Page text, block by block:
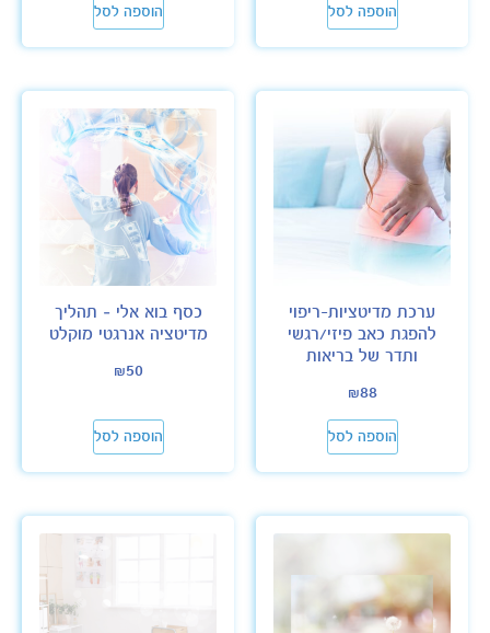
הוספה לסל הוספה לסל
ערכת מדיטציות-ריפוי
להפגת כאב פיזי/רגשי
ותדר של בריאות
₪88
הוספה לסל
כסף בוא אלי – תהליך
מדיטציה אנרגטי מוקלט
₪50
הוספה לסל